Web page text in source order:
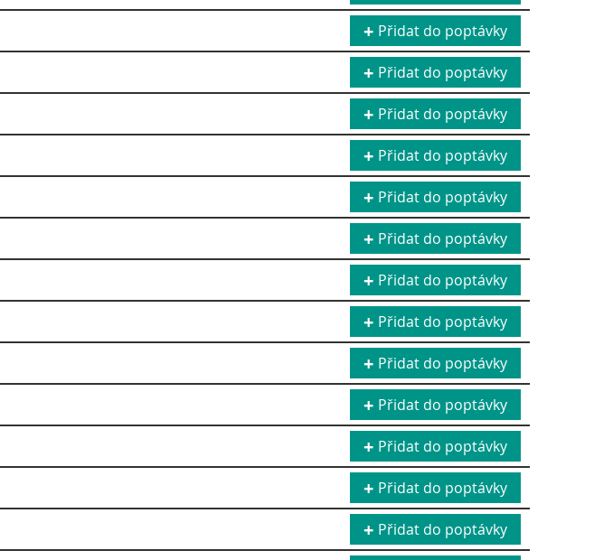
Přidat do poptávky
Přidat do poptávky
Přidat do poptávky
Přidat do poptávky
Přidat do poptávky
Přidat do poptávky
Přidat do poptávky
Přidat do poptávky
Přidat do poptávky
Přidat do poptávky
Přidat do poptávky
Přidat do poptávky
Přidat do poptávky